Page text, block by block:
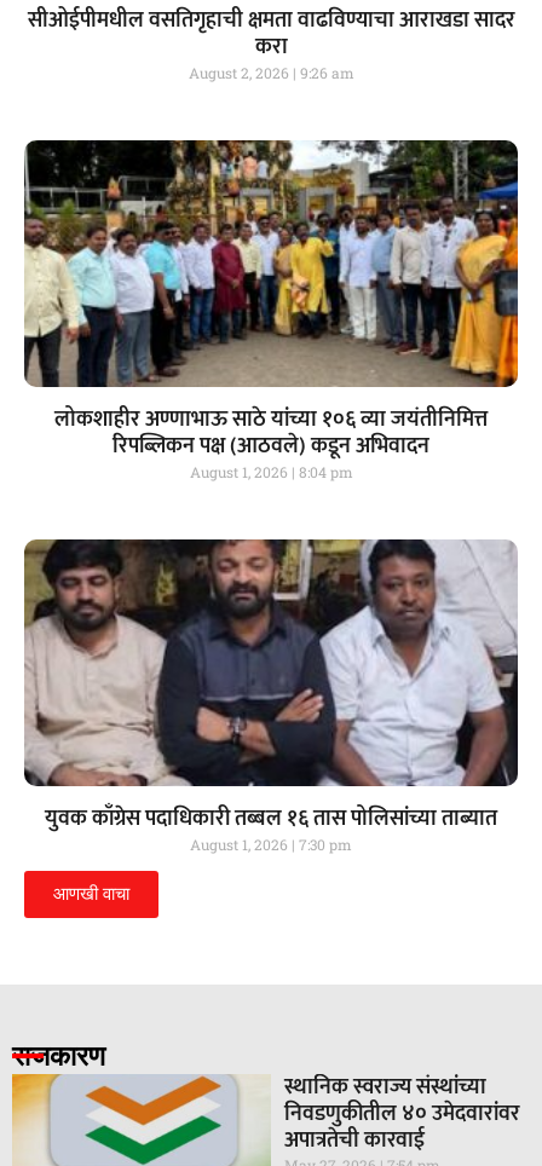
सीओईपीमधील वसतिगृहाची क्षमता वाढविण्याचा आराखडा सादर
करा
August 2, 2026 9:26 am
लोकशाहीर अण्णाभाऊ साठे यांच्या १०६ व्या जयंतीनिमित्त
रिपब्लिकन पक्ष (आठवले) कडून अभिवादन
August 1, 2026 8:04 pm
युवक काँग्रेस पदाधिकारी तब्बल १६ तास पोलिसांच्या ताब्यात
August 1, 2026 7:30 pm
आणखी वाचा
राजकारण
स्थानिक स्वराज्य संस्थांच्या
निवडणुकीतील ४० उमेदवारांवर
अपात्रतेची कारवाई